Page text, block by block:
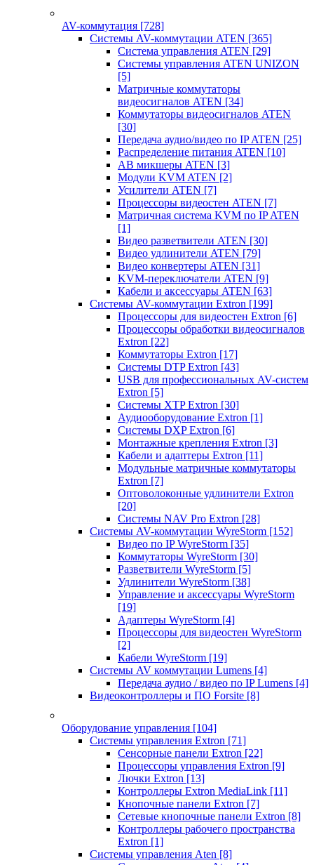
AV-коммутация [728]
Системы AV-коммутации ATEN [365]
Система управления ATEN [29]
Системы управления ATEN UNIZON
[5]
Матричные коммутаторы
видеосигналов ATEN [34]
Коммутаторы видеосигналов ATEN
[30]
Передача аудио/видео по IP ATEN [25]
Распределение питания ATEN [10]
АВ микшеры ATEN [3]
Модули KVM ATEN [2]
Усилители ATEN [7]
Процессоры видеостен ATEN [7]
Матричная система KVM по IP ATEN
[1]
Видео разветвители ATEN [30]
Видео удлинители ATEN [79]
Видео конвертеры ATEN [31]
KVM-переключатели ATEN [9]
Кабели и аксессуары ATEN [63]
Системы AV-коммутации Extron [199]
Процессоры для видеостен Extron [6]
Процессоры обработки видеосигналов
Extron [22]
Коммутаторы Extron [17]
Системы DTP Extron [43]
USB для профессиональных AV-систем
Extron [5]
Системы XTP Extron [30]
Аудиооборудование Extron [1]
Системы DXP Extron [6]
Монтажные крепления Extron [3]
Кабели и адаптеры Extron [11]
Модульные матричные коммутаторы
Extron [7]
Оптоволоконные удлинители Extron
[20]
Системы NAV Pro Extron [28]
Системы AV-коммутации WyreStorm [152]
Видео по IP WyreStorm [35]
Коммутаторы WyreStorm [30]
Разветвители WyreStorm [5]
Удлинители WyreStorm [38]
Управление и аксессуары WyreStorm
[19]
Адаптеры WyreStorm [4]
Процессоры для видеостен WyreStorm
[2]
Кабели WyreStorm [19]
Системы AV коммутации Lumens [4]
Передача аудио / видео по IP Lumens [4]
Видеоконтроллеры и ПО Forsite [8]
Оборудование управления [104]
Системы управления Extron [71]
Сенсорные панели Extron [22]
Процессоры управления Extron [9]
Лючки Extron [13]
Контроллеры Extron MediaLink [11]
Кнопочные панели Extron [7]
Сетевые кнопочные панели Extron [8]
Контроллеры рабочего пространства
Extron [1]
Системы управления Aten [8]